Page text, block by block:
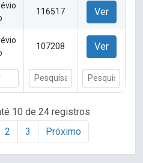
116517 Ver
107208 Ver
10 de 24 registros
2 3 Próximo